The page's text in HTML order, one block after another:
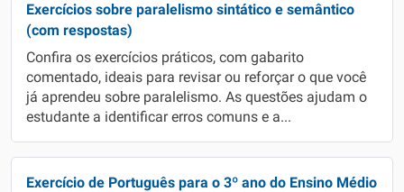
Exercícios sobre paralelismo sintático e semântico
(com respostas)
Confira os exercícios práticos, com gabarito
comentado, ideais para revisar ou reforçar o que você
já aprendeu sobre paralelismo. As questões ajudam o
estudante a identificar erros comuns e a...
Exercício de Português para o 3º ano do Ensino Médio